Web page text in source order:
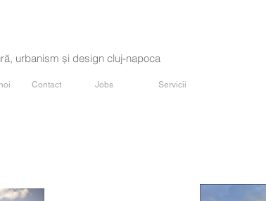
urbanism și design cluj-napoca
Contact Jobs Servicii